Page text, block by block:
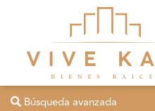
Búsqueda avanzada